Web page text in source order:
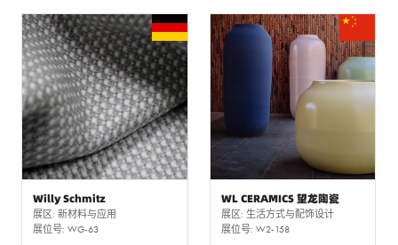
Willy Schmitz
展区: 新材料与应用
展位号: WG-63
WL CERAMICS 望龙陶瓷
展区: 生活方式与配饰设计
展位号: W2-158